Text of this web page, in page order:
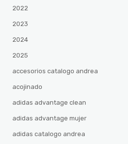
2022
2023
2024
2025
accesorios catalogo andrea
acojinado
adidas advantage clean
adidas advantage mujer
adidas catalogo andrea